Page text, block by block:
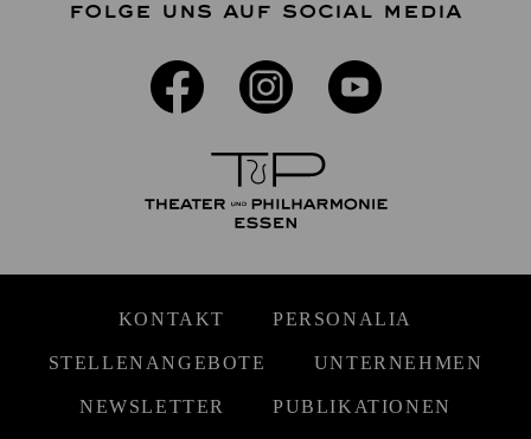
FOLGE UNS AUF SOCIAL MEDIA
KONTAKT PERSONALIA
STELLENANGEBOTE UNTERNEHMEN
NEWSLETTER PUBLIKATIONEN